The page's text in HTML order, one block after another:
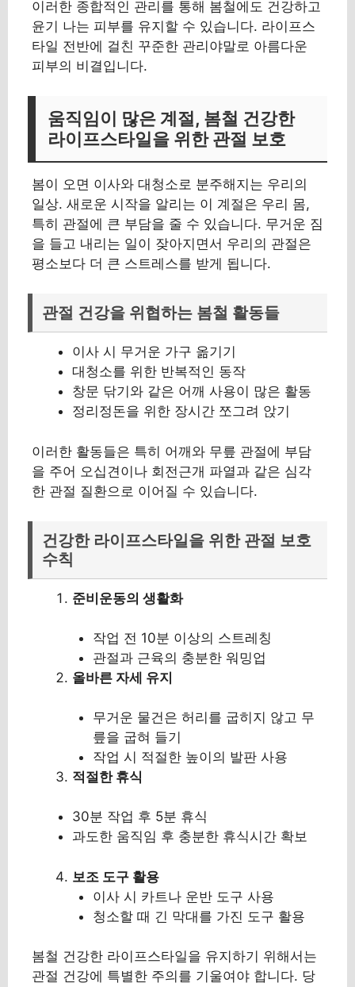
이러한 종합적인 관리를 통해 봄철에도 건강하고
윤기 나는 피부를 유지할 수 있습니다. 라이프스
타일 전반에 걸친 꾸준한 관리야말로 아름다운
피부의 비결입니다.
움직임이 많은 계절, 봄철 건강한
라이프스타일을 위한 관절 보호
봄이 오면 이사와 대청소로 분주해지는 우리의
일상. 새로운 시작을 알리는 이 계절은 우리 몸,
특히 관절에 큰 부담을 줄 수 있습니다. 무거운 짐
을 들고 내리는 일이 잦아지면서 우리의 관절은
평소보다 더 큰 스트레스를 받게 됩니다.
관절 건강을 위협하는 봄철 활동들
이사 시 무거운 가구 옮기기
대청소를 위한 반복적인 동작
창문 닦기와 같은 어깨 사용이 많은 활동
정리정돈을 위한 장시간 쪼그려 앉기
이러한 활동들은 특히 어깨와 무릎 관절에 부담
을 주어 오십견이나 회전근개 파열과 같은 심각
한 관절 질환으로 이어질 수 있습니다.
건강한 라이프스타일을 위한 관절 보호
수칙
준비운동의 생활화
작업 전 10분 이상의 스트레칭
관절과 근육의 충분한 워밍업
올바른 자세 유지
무거운 물건은 허리를 굽히지 않고 무
릎을 굽혀 들기
작업 시 적절한 높이의 발판 사용
적절한 휴식
30분 작업 후 5분 휴식
과도한 움직임 후 충분한 휴식시간 확보
보조 도구 활용
이사 시 카트나 운반 도구 사용
청소할 때 긴 막대를 가진 도구 활용
봄철 건강한 라이프스타일을 유지하기 위해서는
관절 건강에 특별한 주의를 기울여야 합니다. 당